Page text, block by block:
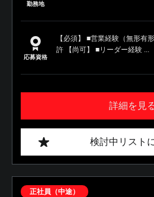
勤務地
応募資格
【必須】 ■営業経験（無形有
許 【尚可】 ■リーダー経験 ...
詳細を見
検討中リスト
正社員（中途）